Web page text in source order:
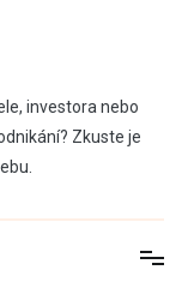
investora nebo
Zkuste je